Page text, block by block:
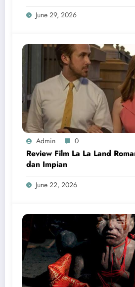
June 29, 2026
Admin 0
Review Film La La Land
dan Impian
June 22, 2026